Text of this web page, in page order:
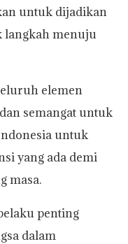
untuk dijadikan
langkah menuju
elemen
semangat untuk
untuk
yang ada demi
masa.
penting
dalam